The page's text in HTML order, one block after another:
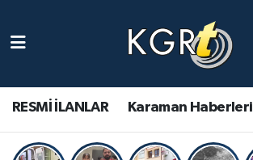
RESMİ İLANLAR Karaman Haberleri
Gündem Haberleri
Güncel Haberler